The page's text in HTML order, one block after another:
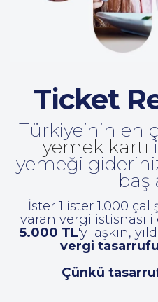
Ticket
Türkiye’nin en
yemek kartı
yemeği
İster 1 ister 1.000
varan vergi istisnası
5.000 TL'yi aşkın,
vergi
Çünkü